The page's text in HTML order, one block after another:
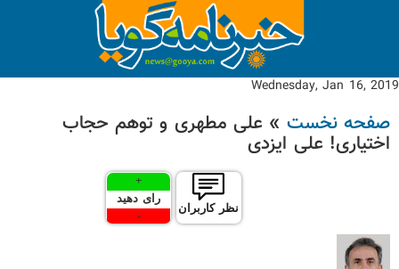
Wednesday, Jan 16, 2019
صفحه نخست » علی مطهری و توهم حجاب
اختیاری! علی ایزدی
نظر کاربران
+
رای دهید
-